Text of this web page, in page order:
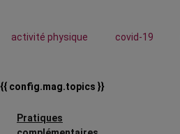
activité physique covid-19
{{ config.mag.topics }}
Pratiques